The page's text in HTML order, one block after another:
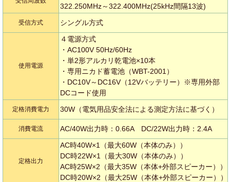
322.250MHz～322.400MHz(25kHz間隔13波)
受信方式 シングル方式
使用電源
４電源方式
・AC100V 50Hz/60Hz
・単2形アルカリ乾電池×10本
・専用ニカド蓄電池（WBT-2001）
・DC10V～DC16V（12Vバッテリー）※専用外部
DCコード使用
定格消費電力 30W（電気用品安全法による測定方法に基づく）
消費電流 AC/40W出力時：0.66A DC/22W出力時：2.4A
定格出力
AC時40W×1（最大60W（本体のみ））
DC時22W×1（最大30W（本体のみ））
AC時25W×2（最大35W（本体+外部スピーカー））
DC時20W×2（最大25W（本体+外部スピーカー））